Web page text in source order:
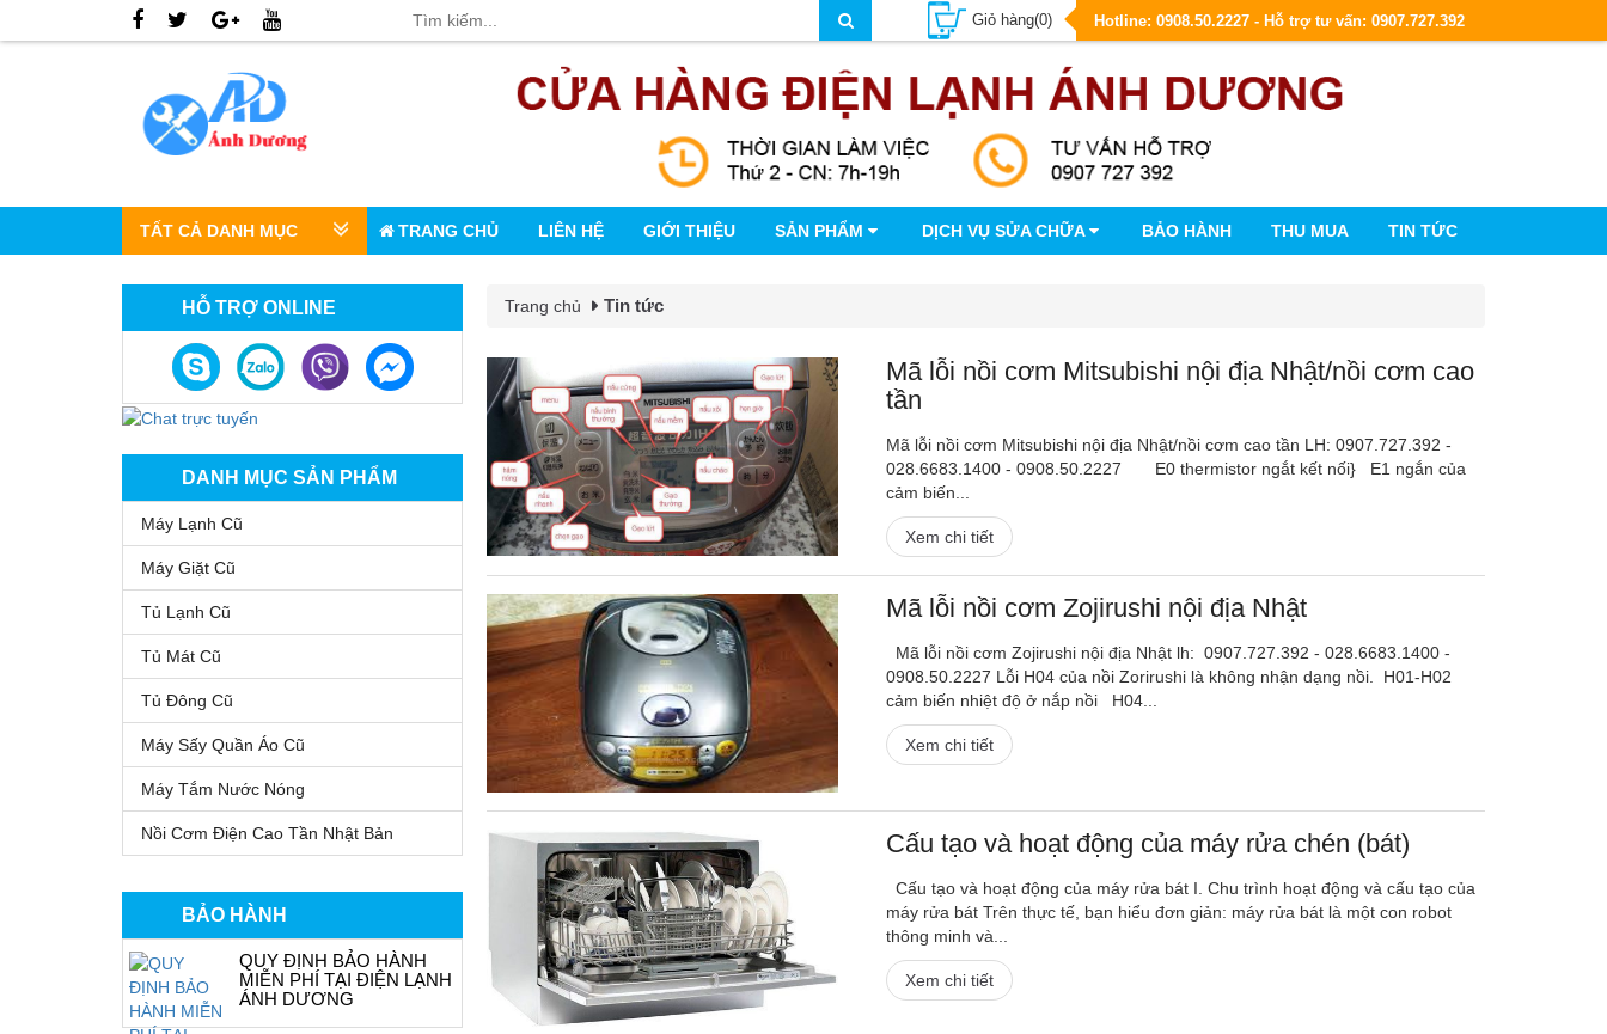
Giỏ hàng(0) Hotline: 0908.50.2227 - Hỗ trợ tư vấn: 0907.727.392
TẤT CẢ DANH MỤC TRANG CHỦ LIÊN HỆ GIỚI THIỆU SẢN PHẨM DỊCH VỤ SỬA CHỮA BẢO HÀNH THU MUA TIN TỨC
HỖ TRỢ ONLINE
DANH MỤC SẢN PHẨM
Máy Lạnh Cũ
Máy Giặt Cũ
Tủ Lạnh Cũ
Tủ Mát Cũ
Tủ Đông Cũ
Máy Sấy Quần Áo Cũ
Máy Tắm Nước Nóng
Nồi Cơm Điện Cao Tần Nhật Bản
BẢO HÀNH
QUY ĐỊNH BẢO HÀNH
MIỄN PHÍ TẠI ĐIỆN LẠNH
ÁNH DƯƠNG
Trang chủ Tin tức
Mã lỗi nồi cơm Mitsubishi nội địa Nhật/nồi cơm cao
tần
Mã lỗi nồi cơm Mitsubishi nội địa Nhật/nồi cơm cao tần LH: 0907.727.392 -
028.6683.1400 - 0908.50.2227 E0 thermistor ngắt kết nối} E1 ngắn của
cảm biến...
Xem chi tiết
Mã lỗi nồi cơm Zojirushi nội địa Nhật
Mã lỗi nồi cơm Zojirushi nội địa Nhật lh: 0907.727.392 - 028.6683.1400 -
0908.50.2227 Lỗi H04 của nồi Zorirushi là không nhận dạng nồi. H01-H02
cảm biến nhiệt độ ở nắp nồi H04...
Xem chi tiết
Cấu tạo và hoạt động của máy rửa chén (bát)
Cấu tạo và hoạt động của máy rửa bát I. Chu trình hoạt động và cấu tạo của
máy rửa bát Trên thực tế, bạn hiểu đơn giản: máy rửa bát là một con robot
thông minh và...
Xem chi tiết